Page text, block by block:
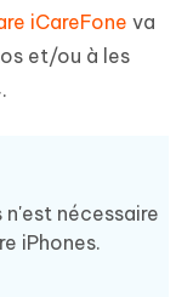
iCareFone va
et/ou à les
nécessaire
iPhones.